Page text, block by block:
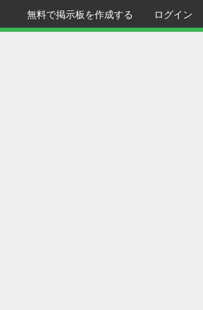
無料で掲示板を作成する ログイン